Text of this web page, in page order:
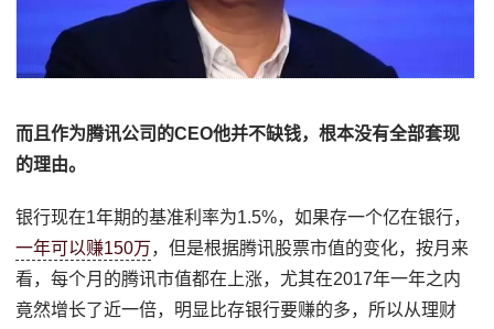
而且作为腾讯公司的CEO他并不缺钱，根本没有全部套现
的理由。
银行现在1年期的基准利率为1.5%，如果存一个亿在银行，
一年可以赚150万，但是根据腾讯股票市值的变化，按月来
看，每个月的腾讯市值都在上涨，尤其在2017年一年之内
竟然增长了近一倍，明显比存银行要赚的多，所以从理财